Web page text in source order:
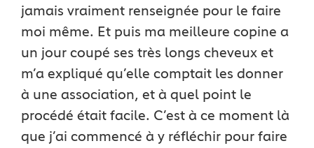
jamais vraiment renseignée pour le faire
moi même. Et puis ma meilleure copine a
un jour coupé ses très longs cheveux et
m’a expliqué qu’elle comptait les donner
à une association, et à quel point le
procédé était facile. C’est à ce moment là
que j’ai commencé à y réfléchir pour faire